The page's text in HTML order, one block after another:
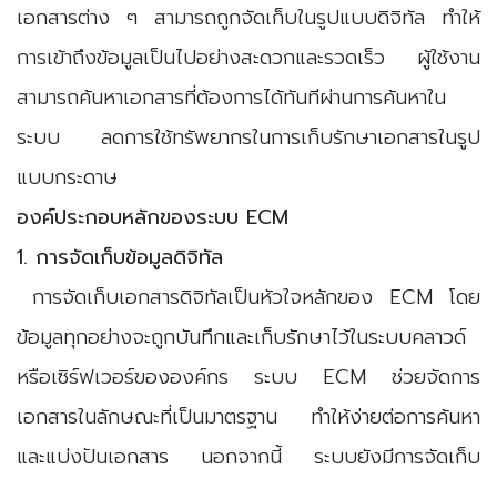
เอกสารต่าง ๆ สามารถถูกจัดเก็บในรูปแบบดิจิทัล ทำให้
การเข้าถึงข้อมูลเป็นไปอย่างสะดวกและรวดเร็ว ผู้ใช้งาน
สามารถค้นหาเอกสารที่ต้องการได้ทันทีผ่านการค้นหาใน
ระบบ ลดการใช้ทรัพยากรในการเก็บรักษาเอกสารในรูป
แบบกระดาษ
องค์ประกอบหลักของระบบ ECM
1. การจัดเก็บข้อมูลดิจิทัล
การจัดเก็บเอกสารดิจิทัลเป็นหัวใจหลักของ ECM โดย
ข้อมูลทุกอย่างจะถูกบันทึกและเก็บรักษาไว้ในระบบคลาวด์
หรือเซิร์ฟเวอร์ขององค์กร ระบบ ECM ช่วยจัดการ
เอกสารในลักษณะที่เป็นมาตรฐาน ทำให้ง่ายต่อการค้นหา
และแบ่งปันเอกสาร นอกจากนี้ ระบบยังมีการจัดเก็บ